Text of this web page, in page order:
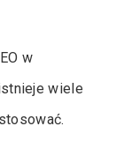
w
wiele